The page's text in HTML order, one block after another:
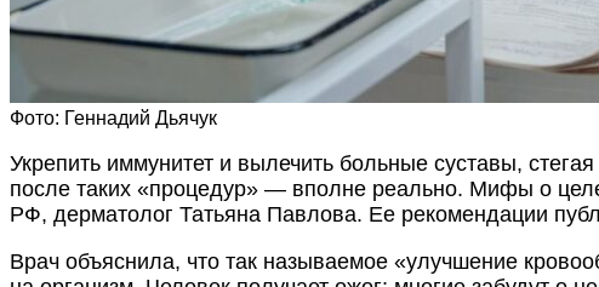
Фото: Геннадий Дьячук
Укрепить иммунитет и вылечить больные суставы,
после таких «процедур» — вполне реально. Мифы о
РФ, дерматолог Татьяна Павлова. Ее рекомендации
Врач объяснила, что так называемое «улучшение